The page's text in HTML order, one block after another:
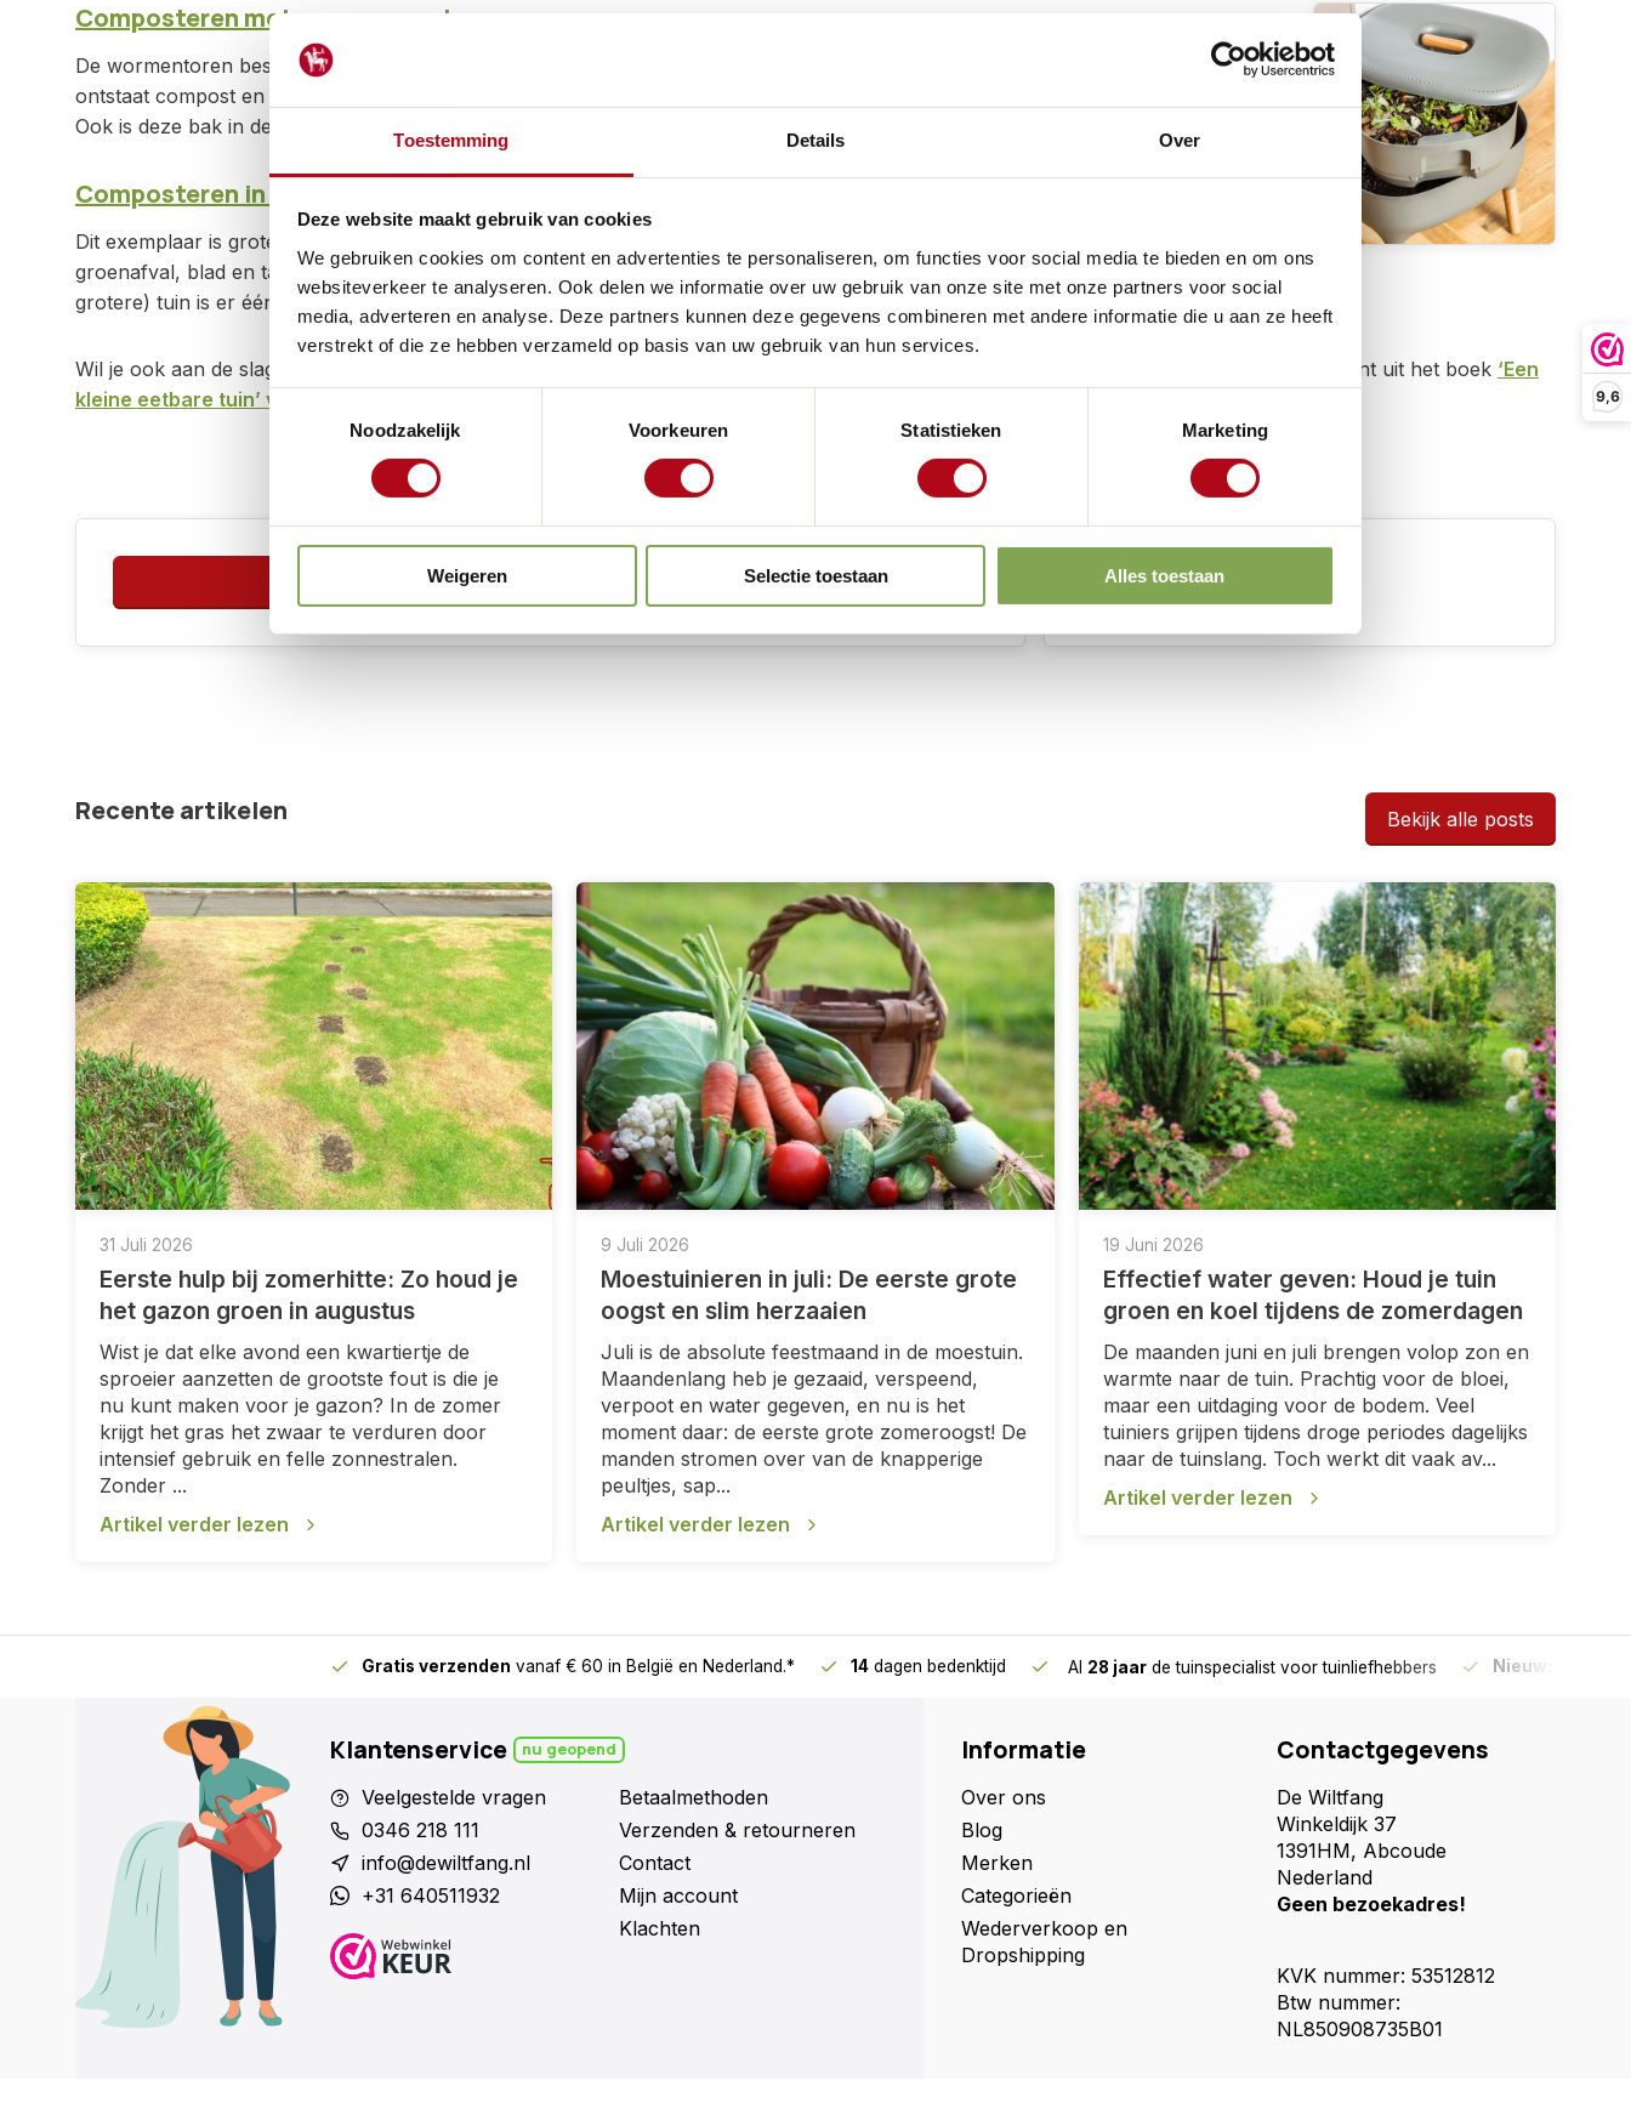
Toestemming Details Over
Deze website maakt gebruik van cookies
We gebruiken cookies om content en advertenties te personaliseren, om functies voor social media te bieden en om ons
websiteverkeer te analyseren. Ook delen we informatie over uw gebruik van onze site met onze partners voor social
media, adverteren en analyse. Deze partners kunnen deze gegevens combineren met andere informatie die u aan ze heeft
verstrekt of die ze hebben verzameld op basis van uw gebruik van hun services.
Toestemmingsselectie
Noodzakelijk
Voorkeuren Statistieken Marketing
Weigeren Selectie toestaan Alles toestaan
9,6
Composteren met een wormentoren
De wormentoren bestaat uit meerdere bakken op elkaar gestapeld en is van plastic. De toren vormt een afgesloten systeem. Er
ontstaat compost en wormenthee. De wormentoren of vermicomposter kan je gemakkelijk kwijt in een kleine tuin of op een balkon.
Ook is deze bak in de (bij)keuken te gebruiken.
Composteren in een compostvat of bak.
Dit exemplaar is groter dan een wormentoren. Hier kun je niet alleen je organische keukenafval in omzetten, maar ook al het
groenafval, blad en takken uit de tuin. Compost vatten kun je aanschaffen in verschillende maten, dus ook voor de kleinere (of juist
grotere) tuin is er één te vinden.
Wil je ook aan de slag met composteren? Bekijk ons categorie " " Wil je meer lezen over composteren? Dit stuk is een fragment uit het boek ‘Een
kleine eetbare tuin’ van Madelon Oostwoud
Laat een reactie achter Composteren
Recente artikelen Bekijk alle posts
31 Juli 2026
Eerste hulp bij zomerhitte: Zo houd je
het gazon groen in augustus
Wist je dat elke avond een kwartiertje de
sproeier aanzetten de grootste fout is die je
nu kunt maken voor je gazon? In de zomer
krijgt het gras het zwaar te verduren door
intensief gebruik en felle zonnestralen.
Zonder ...
Artikel verder lezen
9 Juli 2026
Moestuinieren in juli: De eerste grote
oogst en slim herzaaien
Juli is de absolute feestmaand in de moestuin.
Maandenlang heb je gezaaid, verspeend,
verpoot en water gegeven, en nu is het
moment daar: de eerste grote zomeroogst! De
manden stromen over van de knapperige
peultjes, sap...
Artikel verder lezen
19 Juni 2026
Effectief water geven: Houd je tuin
groen en koel tijdens de zomerdagen
De maanden juni en juli brengen volop zon en
warmte naar de tuin. Prachtig voor de bloei,
maar een uitdaging voor de bodem. Veel
tuiniers grijpen tijdens droge periodes dagelijks
naar de tuinslang. Toch werkt dit vaak av...
Artikel verder lezen
Gratis verzenden vanaf € 60 in België en Nederland.* 14 dagen bedenktijd Al 28 jaar de tuinspecialist voor tuinliefhebbers Nieuw:
Klantenservice nu geopend
Veelgestelde vragen
0346 218 111
info@dewiltfang.nl
+31 640511932
Betaalmethoden
Verzenden & retourneren
Contact
Mijn account
Klachten
Informatie
Over ons
Blog
Merken
Categorieën
Wederverkoop en
Dropshipping
Contactgegevens
De Wiltfang
Winkeldijk 37
1391HM, Abcoude
Nederland
Geen bezoekadres!
KVK nummer: 53512812
Btw nummer:
NL850908735B01